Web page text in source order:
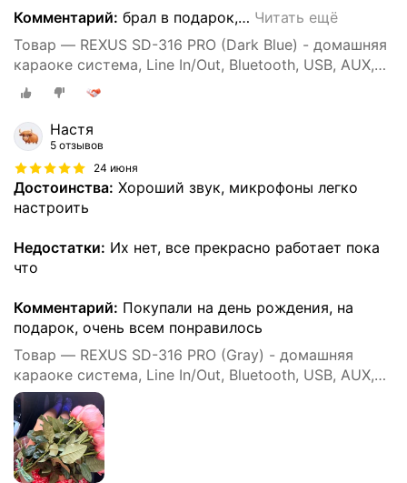
Комментарий: брал в подарок,… Читать ещё
Товар — REXUS SD-316 PRO (Dark Blue) - домашняя
караоке система, Line In/Out, Bluetooth, USB, AUX,
аплодиcменты
Настя
5 отзывов
24 июня
Достоинства: Хороший звук, микрофоны легко
настроить
Недостатки: Их нет, все прекрасно работает пока
что
Комментарий: Покупали на день рождения, на
подарок, очень всем понравилось
Товар — REXUS SD-316 PRO (Gray) - домашняя
караоке система, Line In/Out, Bluetooth, USB, AUX,
аплодиcменты